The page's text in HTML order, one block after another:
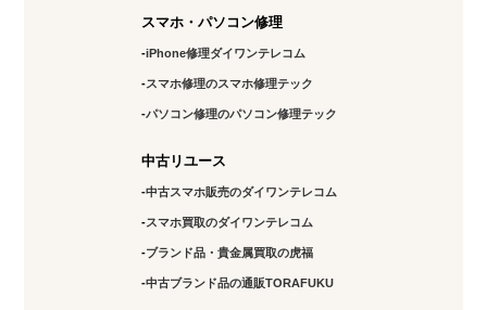
スマホ・パソコン修理
iPhone修理ダイワンテレコム
スマホ修理のスマホ修理テック
パソコン修理のパソコン修理テック
中古リユース
中古スマホ販売のダイワンテレコム
スマホ買取のダイワンテレコム
ブランド品・貴金属買取の虎福
中古ブランド品の通販TORAFUKU